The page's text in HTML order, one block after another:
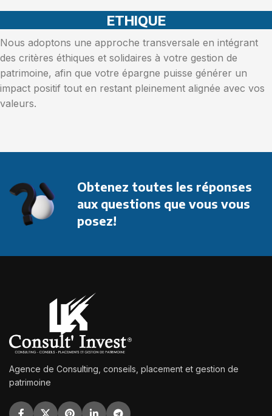
ETHIQUE
Nous adoptons une approche transversale en intégrant
des critères éthiques et solidaires à votre gestion de
patrimoine, afin que votre épargne puisse générer un
impact positif tout en restant pleinement alignée avec vos
valeurs.
Obtenez toutes les réponses
aux questions que vous vous
posez!
Agence de Consulting, conseils, placement et gestion de
patrimoine